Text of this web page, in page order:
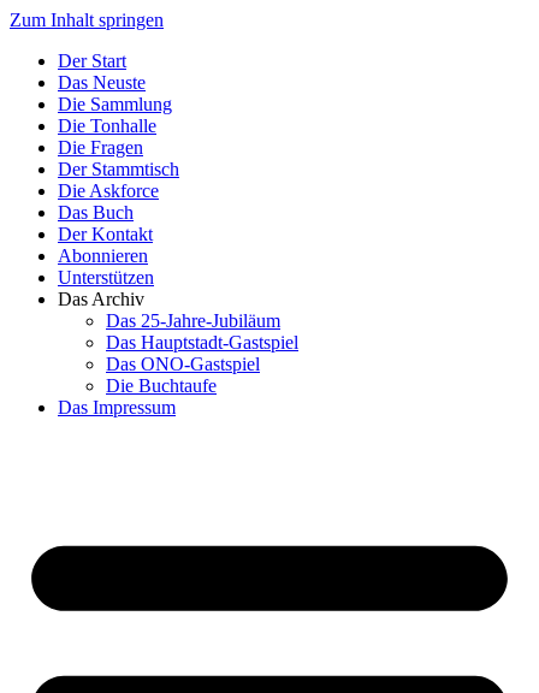
Zum Inhalt springen
Der Start
Das Neuste
Die Sammlung
Die Tonhalle
Die Fragen
Der Stammtisch
Die Askforce
Das Buch
Der Kontakt
Abonnieren
Unterstützen
Das Archiv
Das 25-Jahre-Jubiläum
Das Hauptstadt-Gastspiel
Das ONO-Gastspiel
Die Buchtaufe
Das Impressum